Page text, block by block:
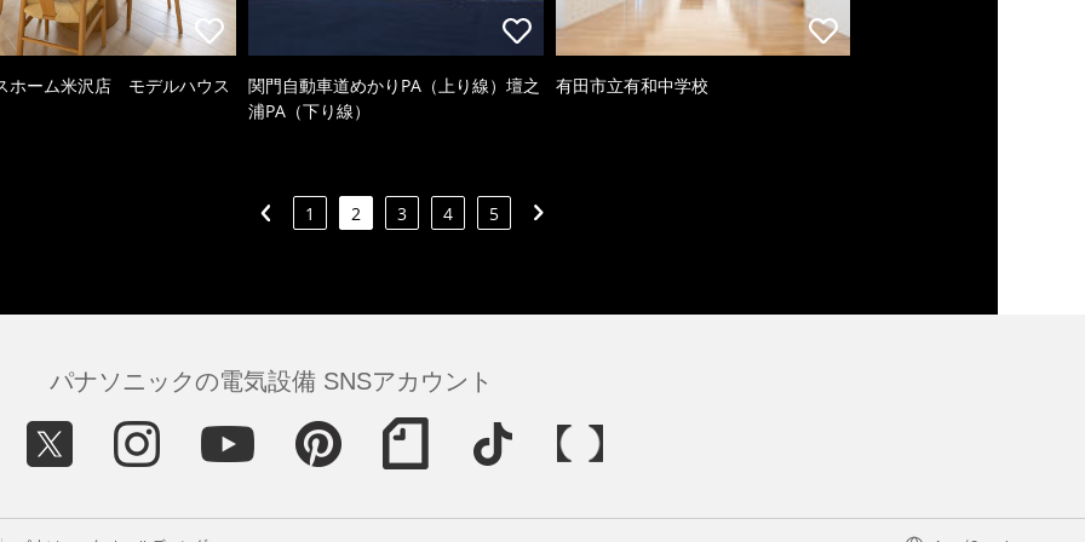
ホーム米沢店 モデルハウス
関門自動車道めかりPA（上り線）壇之
浦PA（下り線）
有田市立有和中学校
1 2 3 4 5
パナソニックの電気設備 SNSアカウント